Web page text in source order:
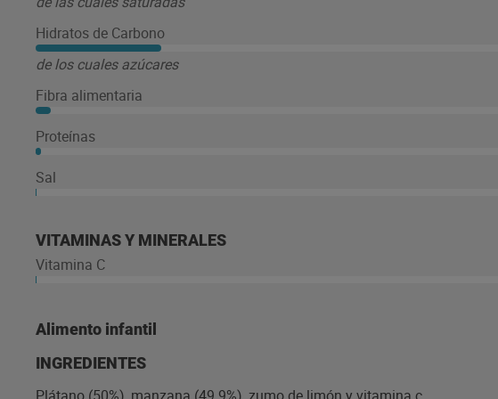
Hidratos de Carbono
de los cuales azúcares
Fibra alimentaria
Proteínas
Sal
VITAMINAS Y MINERALES
Vitamina C
Alimento infantil
INGREDIENTES